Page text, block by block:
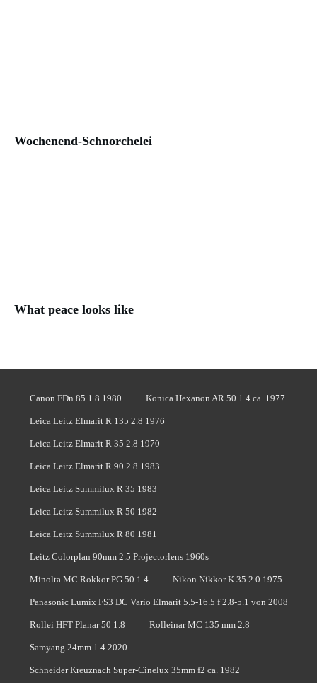
Wochenend-Schnorchelei
What peace looks like
Canon FDn 85 1.8 1980 Konica Hexanon AR 50 1.4 ca. 1977
Leica Leitz Elmarit R 135 2.8 1976
Leica Leitz Elmarit R 35 2.8 1970
Leica Leitz Elmarit R 90 2.8 1983
Leica Leitz Summilux R 35 1983
Leica Leitz Summilux R 50 1982
Leica Leitz Summilux R 80 1981
Leitz Colorplan 90mm 2.5 Projectorlens 1960s
Minolta MC Rokkor PG 50 1.4 Nikon Nikkor K 35 2.0 1975
Panasonic Lumix FS3 DC Vario Elmarit 5.5-16.5 f 2.8-5.1 von 2008
Rollei HFT Planar 50 1.8 Rolleinar MC 135 mm 2.8
Samyang 24mm 1.4 2020
Schneider Kreuznach Super-Cinelux 35mm f2 ca. 1982